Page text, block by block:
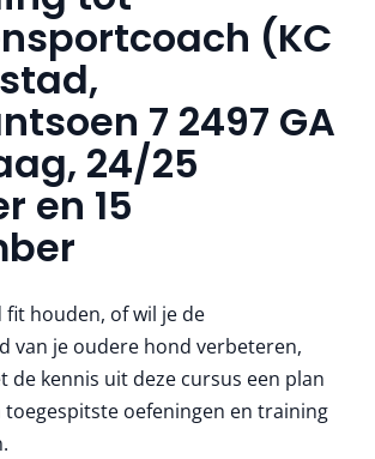
(KC
7 2497 GA
24/25
en 15
fit houden, of wil je de
van je oudere hond verbeteren,
de kennis uit deze cursus een plan
toegespitste oefeningen en training